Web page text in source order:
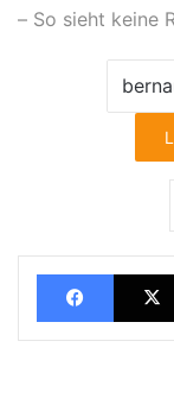
– So sieht keine